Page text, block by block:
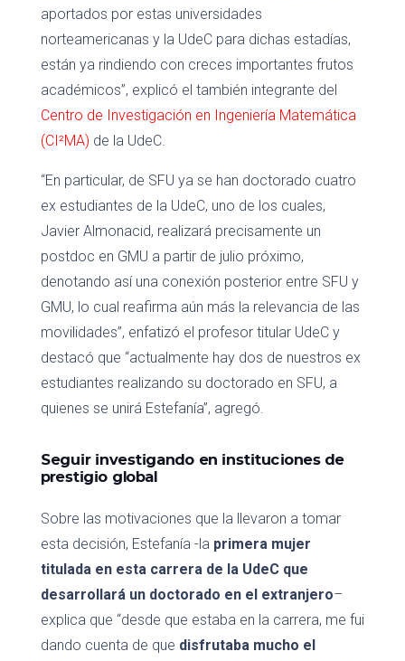
aportados por estas universidades
norteamericanas y la UdeC para dichas estadías,
están ya rindiendo con creces importantes frutos
académicos”, explicó el también integrante del
Centro de Investigación en Ingeniería Matemática
(CI²MA) de la UdeC.
“En particular, de SFU ya se han doctorado cuatro
ex estudiantes de la UdeC, uno de los cuales,
Javier Almonacid, realizará precisamente un
postdoc en GMU a partir de julio próximo,
denotando así una conexión posterior entre SFU y
GMU, lo cual reafirma aún más la relevancia de las
movilidades”, enfatizó el profesor titular UdeC y
destacó que “actualmente hay dos de nuestros ex
estudiantes realizando su doctorado en SFU, a
quienes se unirá Estefanía”, agregó.
Seguir investigando en instituciones de
prestigio global
Sobre las motivaciones que la llevaron a tomar
esta decisión, Estefanía -la primera mujer
titulada en esta carrera de la UdeC que
desarrollará un doctorado en el extranjero–
explica que “desde que estaba en la carrera, me fui
dando cuenta de que disfrutaba mucho el